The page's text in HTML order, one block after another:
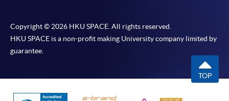
證明文件；
或可將上述文件一併寄交各報名中心，信封上請註明
「報讀課程」，惟學院對郵遞失誤而遺失的支票及個
Copyright © 2026 HKU SPACE. All rights reserved.
HKU SPACE is a non-profit making University company limited by
guarantee.
TOP